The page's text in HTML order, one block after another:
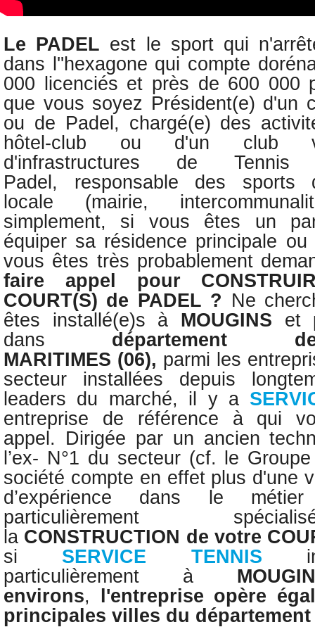
Le PADEL est le sport qui
dans l''hexagone qui compte
000 licenciés et près de 600 000
que vous soyez Président(e) d'un
ou de Padel, chargé(e) des
hôtel-club ou d'un club
d'infrastructures de
Padel, responsable des sports
locale (mairie,
simplement, si vous êtes un
équiper sa résidence principale ou
vous êtes très probablement
faire appel pour
COURT(S) de PADEL ? Ne
êtes installé(e)s à MOUGINS
et
dans département
MARITIMES (06), parmi les
secteur installées depuis
leaders du marché, il y a
entreprise de référence à qui
appel. Dirigée par un ancien
l’ex- N°1 du secteur (cf. le
société compte en effet plus d'une
d’expérience dans le
particulièrement
la CONSTRUCTION de votre
si SERVICE TENNIS
particulièrement à
environs, l'entreprise opère
principales villes du